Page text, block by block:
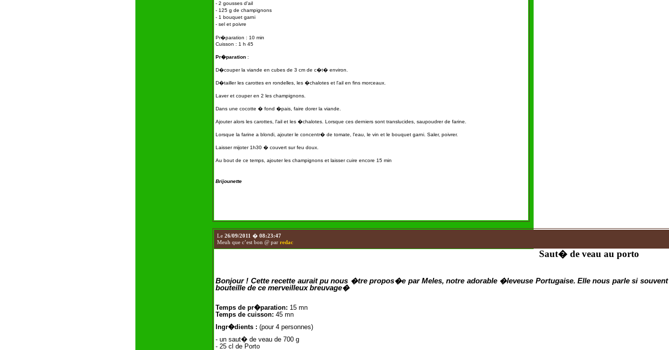
- 2 gousses d'ail
- 125 g de champignons
- 1 bouquet garni
- sel et poivre
Pr�paration : 10 min
Cuisson : 1 h 45
Pr�paration :
D�couper la viande en cubes de 3 cm de c�t� environ.
D�tailler les carottes en rondelles, les �chalotes et l'ail en fins morceaux.
Laver et couper en 2 les champignons.
Dans une cocotte � fond �pais, faire dorer la viande.
Ajouter alors les carottes, l'ail et les �chalotes. Lorsque ces derniers sont translucides, saupoudrer de farine.
Lorsque la farine a blondi, ajouter le concentr� de tomate, l'eau, le vin et le bouquet garni. Saler, poivrer.
Laisser mijoter 1h30 � couvert sur feu doux.
Au bout de ce temps, ajouter les champignons et laisser cuire encore 15 min
Brijounette
Le 26/09/2011 � 08:23:47
Meuh que c’est bon @ par redac
Saut� de veau au porto
Bonjour ! Cette recette aurait pu nous �tre propos�e par Meles, notre adorable �leveuse Portugaise. Elle nous parle si
bouteille de ce merveilleux breuvage�
Temps de pr�paration: 15 mn
Temps de cuisson: 45 mn
Ingr�dients : (pour 4 personnes)
- un saut� de veau de 700 g
- 25 cl de Porto